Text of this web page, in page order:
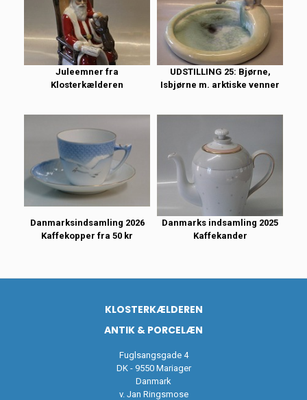
Juleemner fra
Klosterkælderen
UDSTILLING 25: Bjørne,
Isbjørne m. arktiske venner
Danmarksindsamling 2026
Kaffekopper fra 50 kr
Danmarks indsamling 2025
Kaffekander
KLOSTERKÆLDEREN
ANTIK & PORCELÆN
Fuglsangsgade 4
DK - 9550 Mariager
Danmark
v. Jan Ringsmose